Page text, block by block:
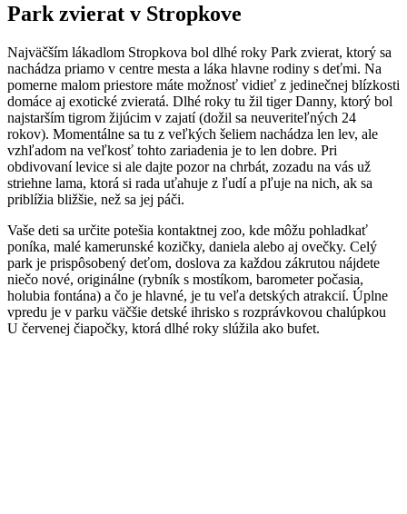
Park zvierat v Stropkove
Najväčším lákadlom Stropkova bol dlhé roky Park zvierat, ktorý sa
nachádza priamo v centre mesta a láka hlavne rodiny s deťmi. Na
pomerne malom priestore máte možnosť vidieť z jedinečnej blízkosti
domáce aj exotické zvieratá. Dlhé roky tu žil tiger Danny, ktorý bol
najstarším tigrom žijúcim v zajatí (dožil sa neuveriteľných 24
rokov). Momentálne sa tu z veľkých šeliem nachádza len lev, ale
vzhľadom na veľkosť tohto zariadenia je to len dobre. Pri
obdivovaní levice si ale dajte pozor na chrbát, zozadu na vás už
striehne lama, ktorá si rada uťahuje z ľudí a pľuje na nich, ak sa
priblížia bližšie, než sa jej páči.
Vaše deti sa určite potešia kontaktnej zoo, kde môžu pohladkať
poníka, malé kamerunské kozičky, daniela alebo aj ovečky. Celý
park je prispôsobený deťom, doslova za každou zákrutou nájdete
niečo nové, originálne (rybník s mostíkom, barometer počasia,
holubia fontána) a čo je hlavné, je tu veľa detských atrakcií. Úplne
vpredu je v parku väčšie detské ihrisko s rozprávkovou chalúpkou
U červenej čiapočky, ktorá dlhé roky slúžila ako bufet.